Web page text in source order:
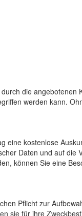
die
werden kann.
eine kostenlose
Daten und auf
können Sie eine
Pflicht zur
sie für ihre